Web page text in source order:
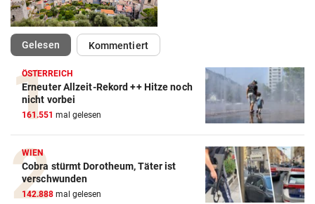
Gelesen(ausgewählt)Kommentiert
ÖSTERREICH
Erneuter Allzeit-Rekord ++ Hitze noch
nicht vorbei
161.551 mal gelesen
WIEN
Cobra stürmt Dorotheum, Täter ist
verschwunden
142.888 mal gelesen